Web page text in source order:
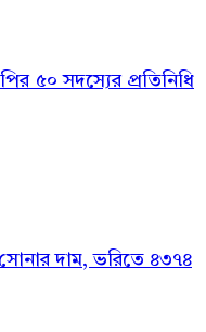
৫০ সদস্যের প্রতিনিধি
দাম, ভরিতে ৪৩৭৪